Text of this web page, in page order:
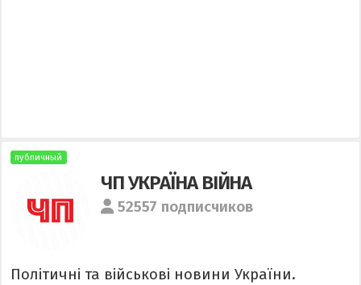
публичный
ЧП УКРАЇНА ВІЙНА
52557 подписчиков
Політичні та військові новини України.